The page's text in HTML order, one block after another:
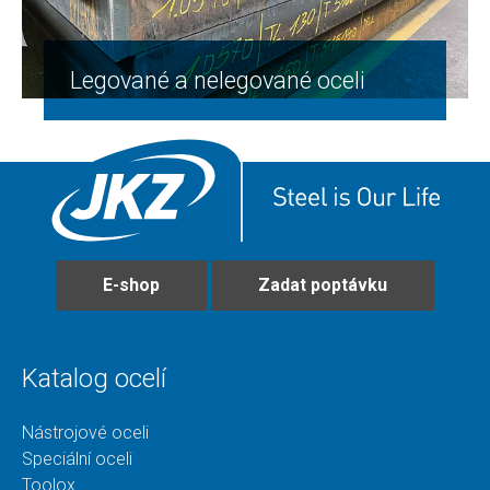
Legované a nelegované oceli
E-shop Zadat poptávku
Katalog ocelí
Nástrojové oceli
Speciální oceli
Toolox